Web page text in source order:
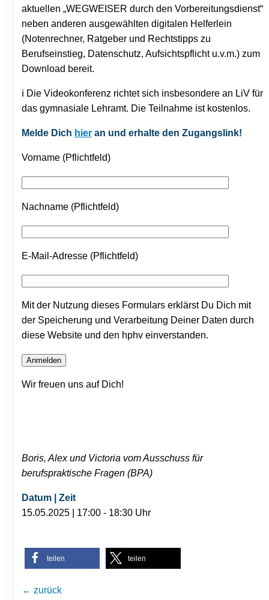
aktuellen „WEGWEISER durch den Vorbereitungsdienst“
neben anderen ausgewählten digitalen Helferlein
(Notenrechner, Ratgeber und Rechtstipps zu
Berufseinstieg, Datenschutz, Aufsichtspflicht u.v.m.) zum
Download bereit.
ℹ️ Die Videokonferenz richtet sich insbesondere an LiV für
das gymnasiale Lehramt. Die Teilnahme ist kostenlos.
Melde Dich hier an und erhalte den Zugangslink!
Vorname (Pflichtfeld)
Nachname (Pflichtfeld)
E-Mail-Adresse (Pflichtfeld)
Mit der Nutzung dieses Formulars erklärst Du Dich mit
der Speicherung und Verarbeitung Deiner Daten durch
diese Website und den hphv einverstanden.
Wir freuen uns auf Dich!
Boris, Alex und Victoria vom Ausschuss für
berufspraktische Fragen (BPA)
Datum | Zeit
15.05.2025 | 17:00 - 18:30 Uhr
teilen teilen
← zurück